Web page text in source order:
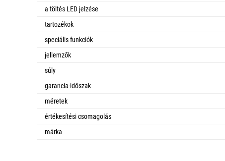
a töltés LED jelzése
tartozékok
speciális funkciók
jellemzők
súly
garancia-időszak
méretek
értékesítési csomagolás
márka